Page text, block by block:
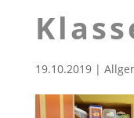
19.10.2019|